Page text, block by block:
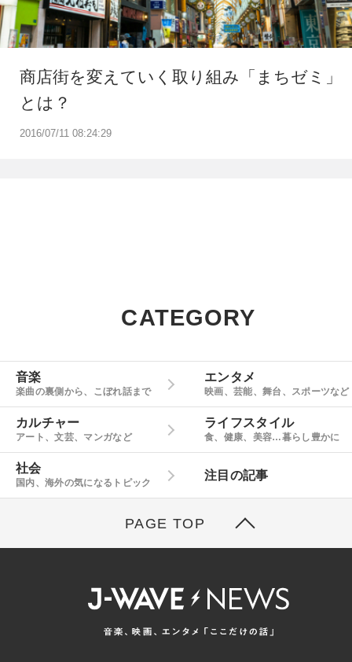
2016/07/11 08:24:29
商店街を変えていく取り組み「まちゼミ」
とは？
CATEGORY
音楽
楽曲の裏側から、こぼれ話まで
エンタメ
映画、芸能、舞台、スポーツなど
カルチャー
アート、文芸、マンガなど
ライフスタイル
食、健康、美容…暮らし豊かに
社会
国内、海外の気になるトピック
注目の記事
PAGE TOP